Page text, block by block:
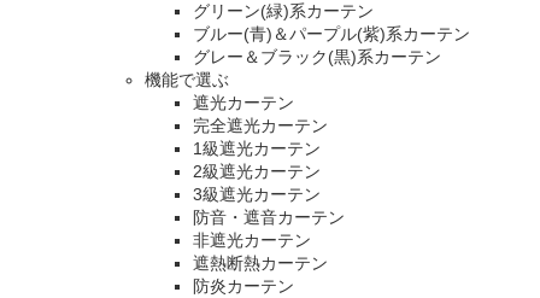
グリーン(緑)系カーテン
ブルー(青)＆パープル(紫)系カーテン
グレー＆ブラック(黒)系カーテン
機能で選ぶ
遮光カーテン
完全遮光カーテン
1級遮光カーテン
2級遮光カーテン
3級遮光カーテン
防音・遮音カーテン
非遮光カーテン
遮熱断熱カーテン
防炎カーテン